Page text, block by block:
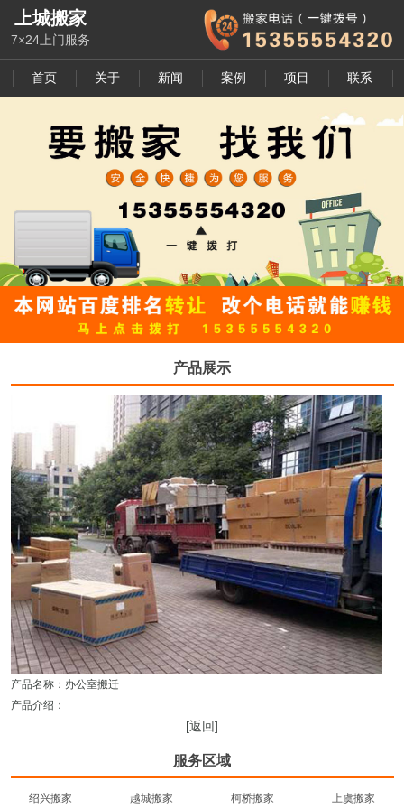
上城搬家
7×24上门服务
首页 关于 新闻 案例 项目 联系
产品展示
产品名称： 办公室搬迁
产品介绍：
[返回]
服务区域
绍兴搬家 越城搬家 柯桥搬家 上虞搬家